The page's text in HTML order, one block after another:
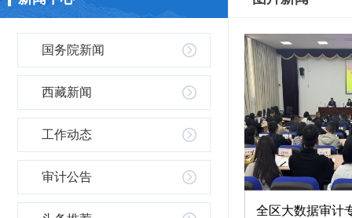
国务院新闻
西藏新闻
工作动态
审计公告